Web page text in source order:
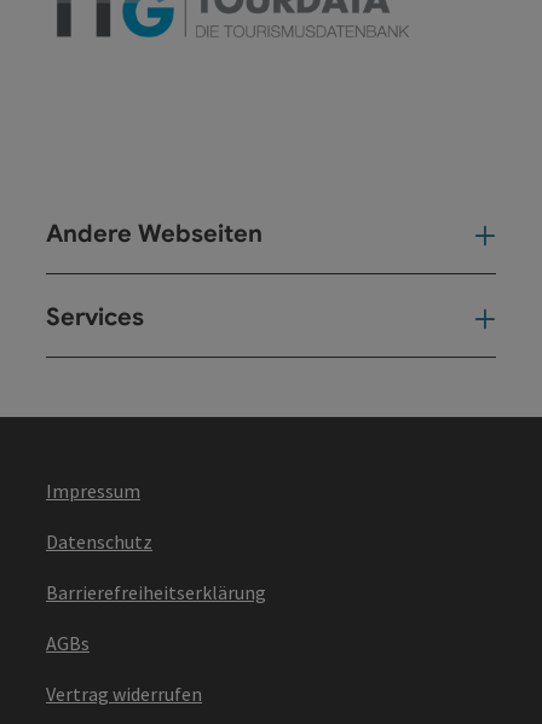
Andere Webseiten
Services
Impressum
Datenschutz
Barrierefreiheitserklärung
AGBs
Vertrag widerrufen